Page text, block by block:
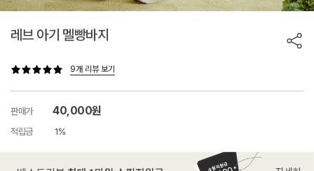
레브 아기 멜빵바지
9개 리뷰 보기
판매가 40,000원
적립금 1%